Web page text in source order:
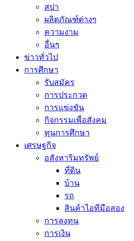
สปา
ผลิตภัณฑ์ต่างๆ
ความงาม
อื่นๆ
ข่าวทั่วไป
การศึกษา
รับสมัคร
การประกวด
การแข่งขัน
กิจกรรมเพื่อสังคม
ทุนการศึกษา
เศรษฐกิจ
อสังหาริมทรัพย์
ที่ดิน
บ้าน
รถ
สินค้าไอทีมือสอง
การลงทุน
การเงิน